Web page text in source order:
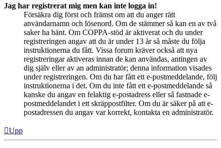
Jag har registrerat mig men kan inte logga in!
Försäkra dig först och främst om att du anger rätt
användarnamn och lösenord. Om de stämmer så kan en av två
saker ha hänt. Om COPPA-stöd är aktiverat och du under
registreringen angav att du är under 13 år så måste du följa
instruktionerna du fått. Vissa forum kräver också att nya
registreringar aktiveras innan de kan användas, antingen av
dig själv eller av an administratör; denna information visades
under registreringen. Om du har fått ett e-postmeddelande, följ
instruktionerna i det. Om du inte fått ett e-postmeddelande så
kanske du angav en felaktig e-postadress eller så fastnade e-
postmeddelandet i ett skräppostfilter. Om du är säker på att e-
postadressen du angav var korrekt, kontakta en administratör.
Upp